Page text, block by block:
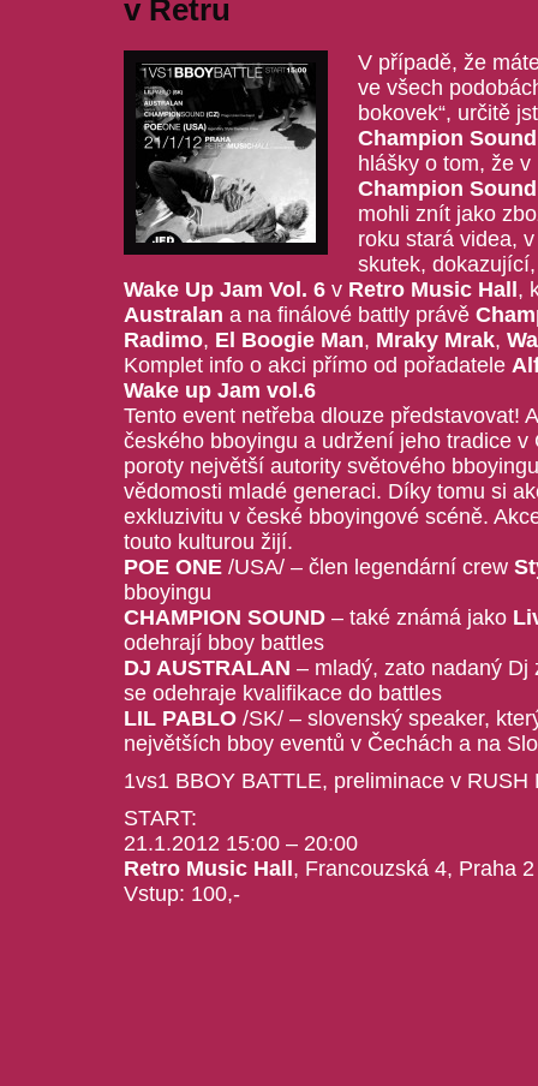
v Retru
V případě, že
ve všech
bokovek“, určitě
Champion Sound
hlášky o tom, že
Champion Sound
mohli znít jako
roku stará videa,
skutek,
Wake Up Jam Vol. 6v Retro Music Hall ,
Australan a na finálové battly právě
Radimo, El Boogie Man, Mraky Mrak,
Komplet info o akci přímo od pořadatele
Wake up Jam vol.6
Tento event netřeba dlouze představovat!
českého bboyingu a udržení jeho tradice
poroty největší autority světového
vědomosti mladé generaci. Díky tomu si
exkluzivitu v české bboyingové scéně.
touto kulturou žijí.
POE ONE/USA/ – člen legendární crew
bboyingu
CHAMPION SOUND– také známá jako
odehrají bboy battles
DJ AUSTRALAN – mladý, zato nadaný Dj
se odehraje kvalifikace do battles
LIL PABLO/SK/ – slovenský speaker,
největších bboy eventů v Čechách a na
1vs1 BBOY BATTLE, preliminace v RUSH
START:
21.1.2012 15:00 – 20:00
Retro Music Hall , Francouzská 4, Praha 2
Vstup: 100,-